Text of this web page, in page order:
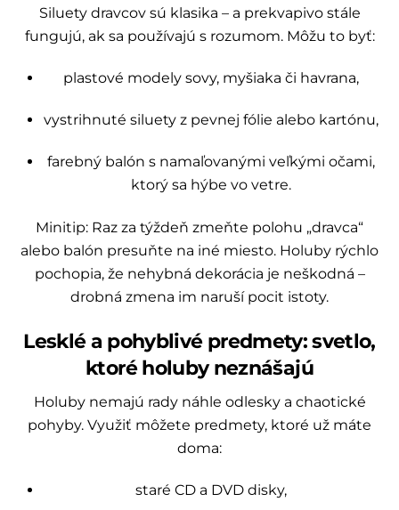
Siluety dravcov sú klasika – a prekvapivo stále
fungujú, ak sa používajú s rozumom. Môžu to byť:
plastové modely sovy, myšiaka či havrana,
vystrihnuté siluety z pevnej fólie alebo kartónu,
farebný balón s namaľovanými veľkými očami,
ktorý sa hýbe vo vetre.
Minitip: Raz za týždeň zmeňte polohu „dravca“
alebo balón presuňte na iné miesto. Holuby rýchlo
pochopia, že nehybná dekorácia je neškodná –
drobná zmena im naruší pocit istoty.
Lesklé a pohyblivé predmety: svetlo,
ktoré holuby neznášajú
Holuby nemajú rady náhle odlesky a chaotické
pohyby. Využiť môžete predmety, ktoré už máte
doma:
staré CD a DVD disky,